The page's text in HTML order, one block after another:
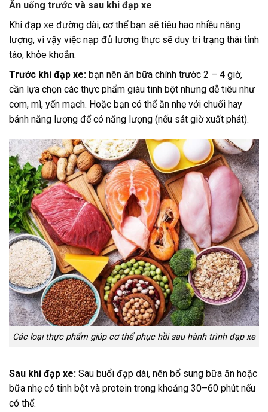
Ăn uống trước và sau khi đạp xe
Khi đạp xe đường dài, cơ thể bạn sẽ tiêu hao nhiều năng
lượng, vì vậy việc nạp đủ lương thực sẽ duy trì trạng thái tỉnh
táo, khỏe khoắn.
Trước khi đạp xe: bạn nên ăn bữa chính trước 2 – 4 giờ,
cần lựa chọn các thực phẩm giàu tinh bột nhưng dễ tiêu như
cơm, mì, yến mạch. Hoặc bạn có thể ăn nhẹ với chuối hay
bánh năng lượng để có năng lượng (nếu sát giờ xuất phát).
Các loại thực phẩm giúp cơ thể phục hồi sau hành trình đạp xe
Sau khi đạp xe: Sau buổi đạp dài, nên bổ sung bữa ăn hoặc
bữa nhẹ có tinh bột và protein trong khoảng 30–60 phút nếu
có thể.